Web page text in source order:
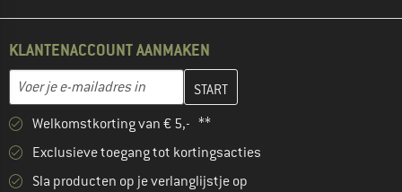
KLANTENACCOUNT AANMAKEN
E-mailadres
Vul je e-mailadres hier in en maak in de volgende stap je
Welkomstkorting van € 5,- **
Exclusieve toegang tot kortingsacties
Sla producten op je verlanglijstje op